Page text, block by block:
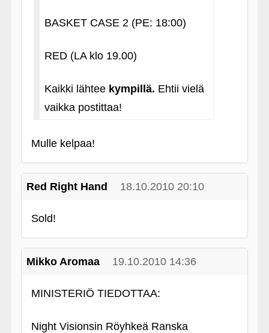
BASKET CASE 2 (PE: 18:00)
RED (LA klo 19.00)
Kaikki lähtee kympillä. Ehtii vielä
vaikka postittaa!
Mulle kelpaa!
Red Right Hand 18.10.2010 20:10
Sold!
Mikko Aromaa 19.10.2010 14:36
MINISTERIÖ TIEDOTTAA:
Night Visionsin Röyhkeä Ranska